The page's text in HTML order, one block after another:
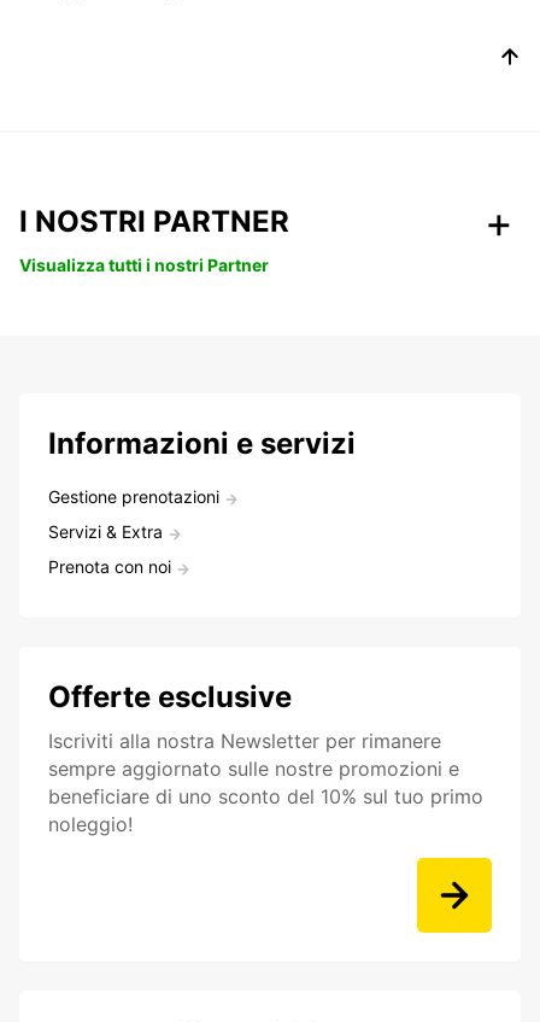
I NOSTRI PARTNER
Visualizza tutti i nostri Partner
Informazioni e servizi
Gestione prenotazioni
Servizi & Extra
Prenota con noi
Offerte esclusive
Iscriviti alla nostra Newsletter per rimanere
sempre aggiornato sulle nostre promozioni e
beneficiare di uno sconto del 10% sul tuo primo
noleggio!